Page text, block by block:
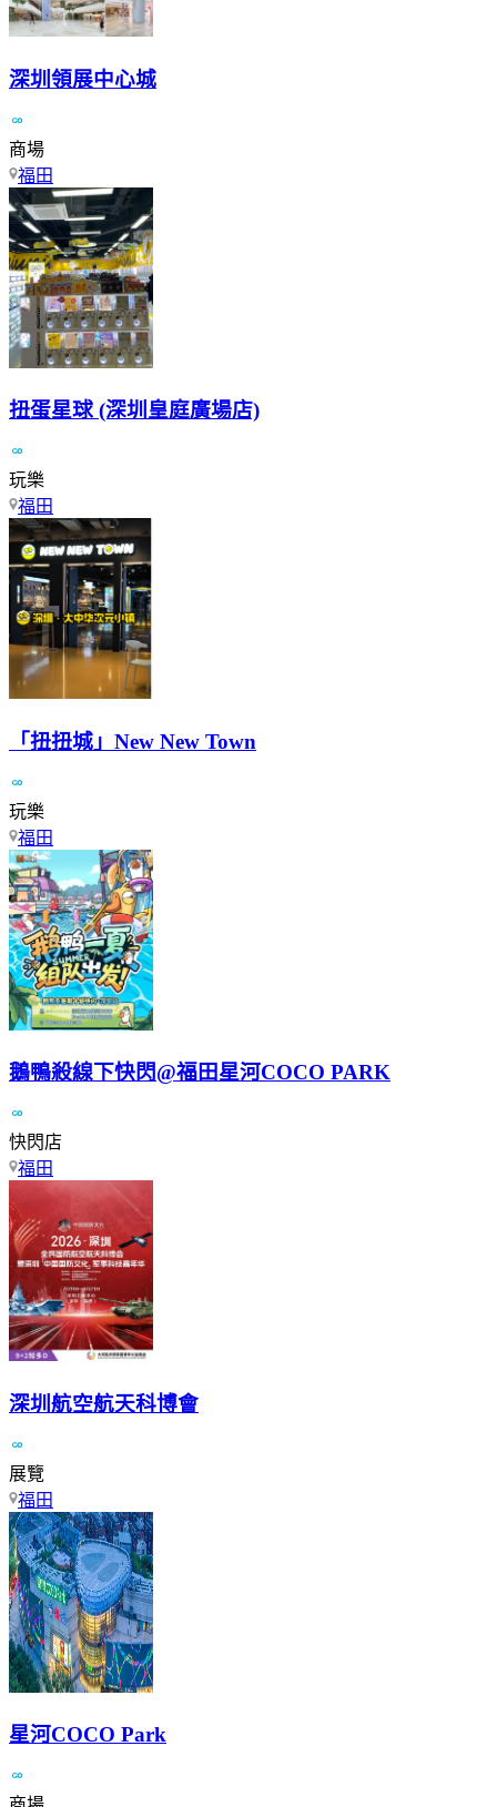
深圳領展中心城
商場
福田
扭蛋星球 (深圳皇庭廣場店)
玩樂
福田
「扭扭城」New New Town
玩樂
福田
鵝鴨殺線下快閃@福田星河COCO PARK
快閃店
福田
深圳航空航天科博會
展覽
福田
星河COCO Park